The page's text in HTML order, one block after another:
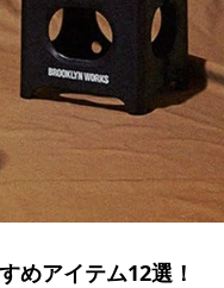
めアイテム12選！